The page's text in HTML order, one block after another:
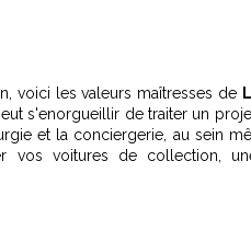
voici les valeurs maîtresses de
s'enorgueillir de traiter un
et la conciergerie, au sein
vos voitures de collection,